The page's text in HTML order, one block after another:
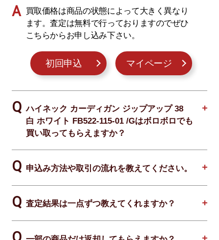
買取価格は商品の状態によって大きく異なり
ます。査定は無料で行っておりますのでぜひ
こちらからお申し込み下さい。
初回申込 マイページ
ハイネック カーディガン ジップアップ 38
白 ホワイト FB522-115-01 /Gはボロボロでも
買い取ってもらえますか？
申込み方法や取引の流れを教えてください。
査定結果は一点ずつ教えてくれますか？